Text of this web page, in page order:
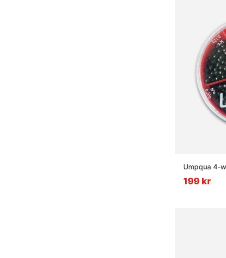
Umpqua 4-
199 kr